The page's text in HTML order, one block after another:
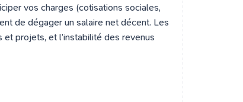
vos charges (cotisations sociales,
de dégager un salaire net décent. Les
projets, et l’instabilité des revenus